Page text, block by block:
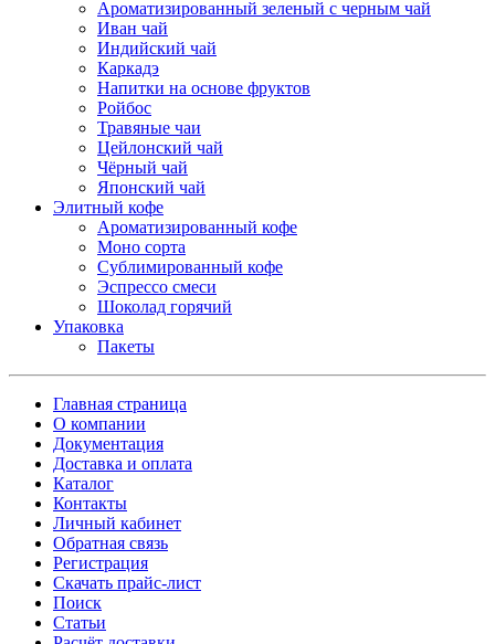
Ароматизированный зеленый с черным чай
Иван чай
Индийский чай
Каркадэ
Напитки на основе фруктов
Ройбос
Травяные чаи
Цейлонский чай
Чёрный чай
Японский чай
Элитный кофе
Ароматизированный кофе
Моно сорта
Сублимированный кофе
Эспрессо смеси
Шоколад горячий
Упаковка
Пакеты
Главная страница
О компании
Документация
Доставка и оплата
Каталог
Контакты
Личный кабинет
Обратная связь
Регистрация
Скачать прайс-лист
Поиск
Статьи